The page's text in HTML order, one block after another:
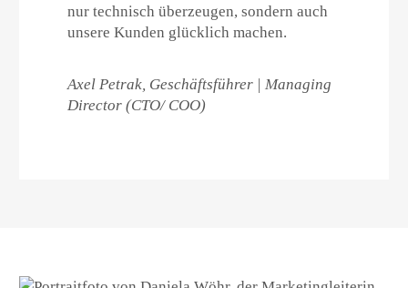
nur technisch überzeugen, sondern auch
unsere Kunden glücklich machen.
Axel Petrak, Geschäftsführer | Managing
Director (CTO/ COO)